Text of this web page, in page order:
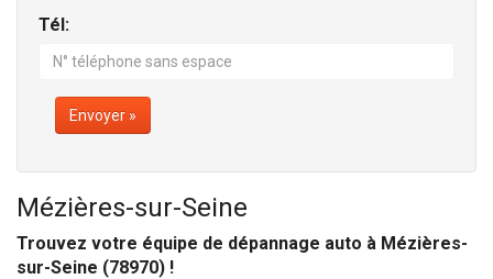
Tél:
Envoyer »
Mézières-sur-Seine
Trouvez votre équipe de dépannage auto à Mézières-
sur-Seine (78970) !